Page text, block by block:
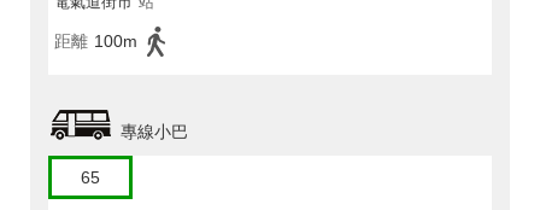
距離 100m
專線小巴
65